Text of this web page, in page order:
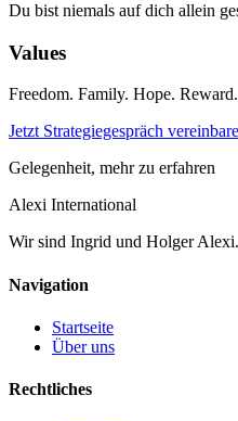
Du bist niemals auf dich allein
Values
Freedom. Family. Hope. Reward.
Jetzt Strategiegespräch
Gelegenheit, mehr zu erfahren
Alexi International
Wir sind Ingrid und Holger
Navigation
Startseite
Über uns
Rechtliches